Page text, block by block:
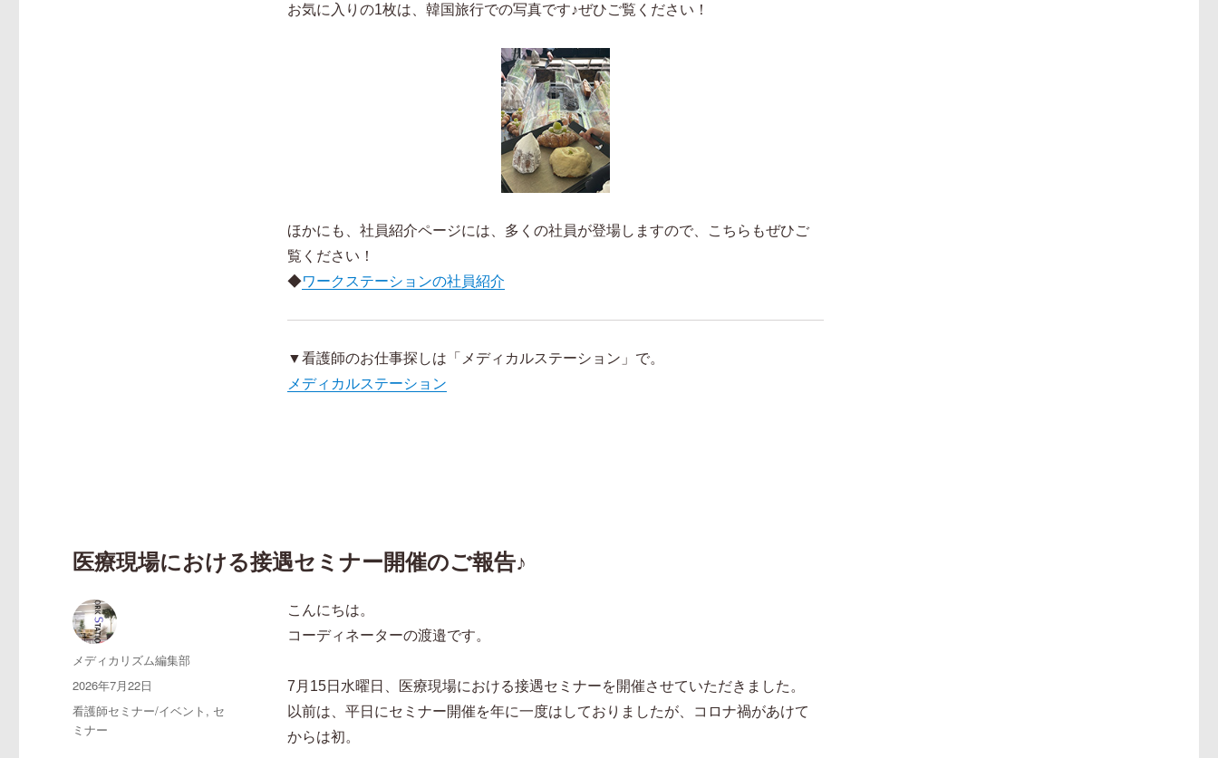
お気に入りの1枚は、韓国旅行での写真です♪ぜひご覧ください！
ほかにも、社員紹介ページには、多くの社員が登場しますので、こちらもぜひご
覧ください！
◆ワークステーションの社員紹介
▼看護師のお仕事探しは「メディカルステーション」で。
メディカルステーション
医療現場における接遇セミナー開催のご報告♪
こんにちは。
コーディネーターの渡邉です。
7月15日水曜日、医療現場における接遇セミナーを開催させていただきました。
以前は、平日にセミナー開催を年に一度はしておりましたが、コロナ禍があけて
からは初。
投
メディカリズム編集部
投
稿
日:
2026年7月22日
カ
テ
看護師セミナー/イベント , セ
ミナー